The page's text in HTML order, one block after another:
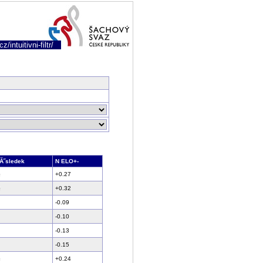
intuitivni-filtr/
N ELO+-
+0.27
+0.32
-0.09
-0.10
-0.13
-0.15
+0.24